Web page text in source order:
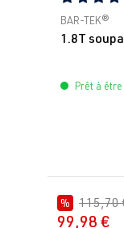
Note
BAR-TEK®
1.8T
Prêt à
% 115,70
99,98 €